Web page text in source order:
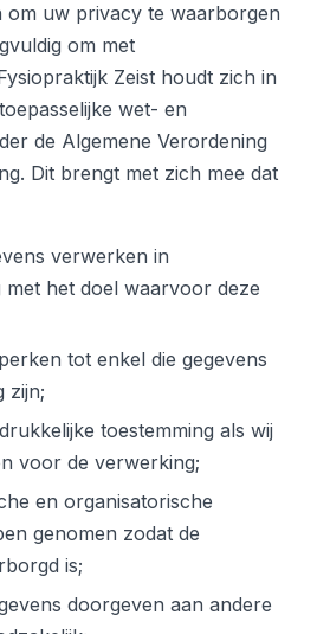
om uw privacy te waarborgen
om met
Zeist houdt zich in
wet- en
de Algemene Verordening
Dit brengt met zich mee dat
verwerken in
met het doel waarvoor deze
tot enkel die gegevens
zijn;
toestemming als wij
voor de verwerking;
en organisatorische
genomen zodat de
is;
doorgeven aan andere